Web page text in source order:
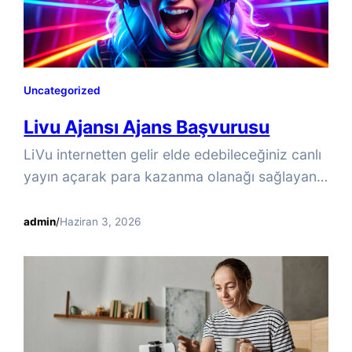
Uncategorized
Livu Ajansı Ajans Başvurusu
LiVu internetten gelir elde edebileceğiniz canlı
yayın açarak para kazanma olanağı sağlayan
içerisin de arama ve canlı yayın gibi özellikleri
oldukça kolay ve haftalık, aylık, günlük olarak
yüksek bir kazanç elde etmenizi sağlar. LiVu
gibi uygulamlar ajans alımı yaparak, kendi
yayıncı ağınızı…
admin/Haziran 3, 2026